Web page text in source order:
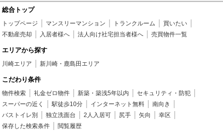
総合トップ
トップページ マンスリーマンション トランクルーム
買いたい
不動産売却
入居者様へ 法人向け社宅担当者様へ 売買物件一覧
エリアから探す
川崎エリア 新川崎・鹿島田エリア
こだわり条件
物件検索 礼金ゼロ物件 新築・築浅5年以内
セキュリティ・防犯
スーパーの近く
駅徒歩10分 インターネット無料
南向き
バストイレ別
独立洗面台 2人入居可 尻手 矢向
幸区
保存した検索条件
閲覧履歴